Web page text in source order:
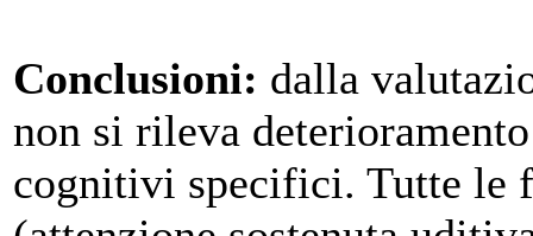
Conclusioni: dalla
non si rileva
cognitivi specifici. Tutte le